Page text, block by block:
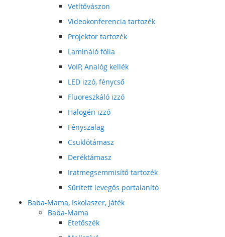
Vetítővászon
Videokonferencia tartozék
Projektor tartozék
Lamináló fólia
VoIP, Analóg kellék
LED izzó, fénycső
Fluoreszkáló izzó
Halogén izzó
Fényszalag
Csuklótámasz
Deréktámasz
Iratmegsemmisítő tartozék
Sűrített levegős portalanító
Baba-Mama, Iskolaszer, Játék
Baba-Mama
Etetőszék